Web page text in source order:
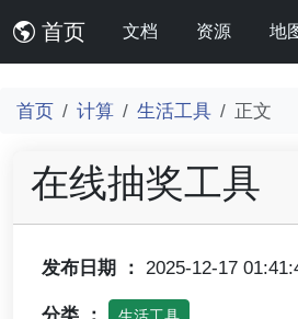
首页 文档 资源 地
首页 计算 生活工具 正文
在线抽奖工具
发布日期 ： 2025-12-17